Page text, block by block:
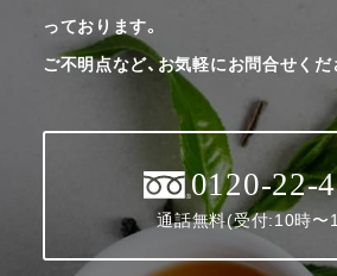
っております。
ご不明点など、お気軽にお問合せくだ
0120-22-
通話無料(受付:10時〜